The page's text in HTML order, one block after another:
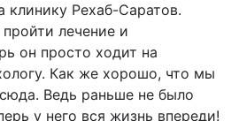
клинику Рехаб-Саратов.
лечение и
он просто ходит на
Как же хорошо, что мы
Ведь раньше не было
у него вся жизнь впереди!